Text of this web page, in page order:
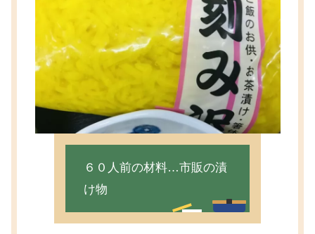
６０人前の材料…市販の漬
け物